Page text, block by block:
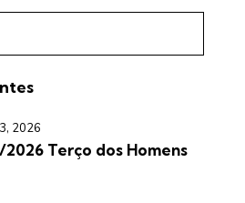
2026
Terço dos Homens